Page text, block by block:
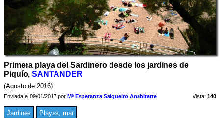
Primera playa del Sardinero desde los jardines de
Piquío, SANTANDER
(Agosto de 2016)
Enviada el 09/01/2017 por Mª Esperanza Salgueiro Anabitarte Vista: 140
Jardines Playas, mar